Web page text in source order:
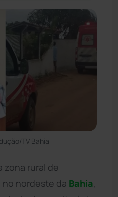
TV Bahia
zona rural de
nordeste da Bahia,